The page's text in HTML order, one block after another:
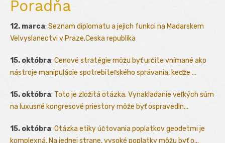
Poradňa
12. marca: Seznam diplomatu a jejich funkci na Madarskem
Velvyslanectvi v Praze,Ceska republika
15. októbra: Cenové stratégie môžu byť určite vnímané ako
nástroje manipulácie spotrebiteľského správania, keďže ...
15. októbra: Toto je zložitá otázka. Vynakladanie veľkých súm
na luxusné kongresové priestory môže byť ospravedln...
15. októbra: Otázka etiky účtovania poplatkov geodetmi je
komplexná. Na jednej strane, vysoké poplatky môžu byť o...